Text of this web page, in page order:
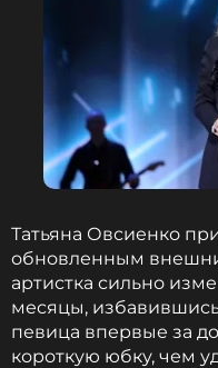
Татьяна Овсиенко
обновленным
артистка сильно
месяцы,
певица впервые за
короткую юбку, чем